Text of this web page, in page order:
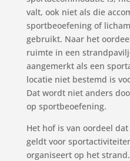
valt, ook niet als die
sportbeoefening of
gebruikt. Naar het
ruimte in een
aangemerkt als een
locatie niet bestemd is
Dat wordt niet anders
op sportbeoefening.
Het hof is van oordeel
geldt voor
organiseert op het